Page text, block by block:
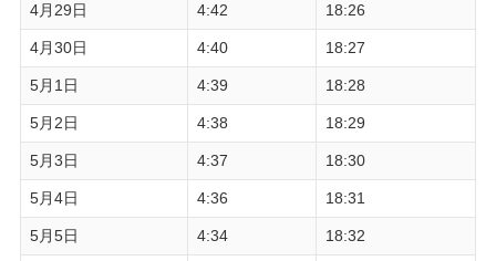
4月29日 4:42 18:26
4月30日 4:40 18:27
5月1日 4:39 18:28
5月2日 4:38 18:29
5月3日 4:37 18:30
5月4日 4:36 18:31
5月5日 4:34 18:32